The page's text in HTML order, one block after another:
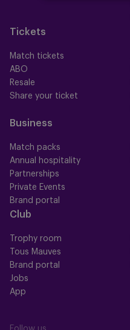
Tickets
Match tickets
ABO
Resale
Share your ticket
Business
Match packs
Annual hospitality
Partnerships
Private Events
Brand portal
Club
Trophy room
Tous Mauves
Brand portal
Jobs
App